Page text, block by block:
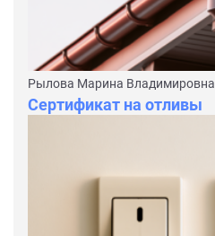
Рылова Марина Владимировна
Сертификат на отливы